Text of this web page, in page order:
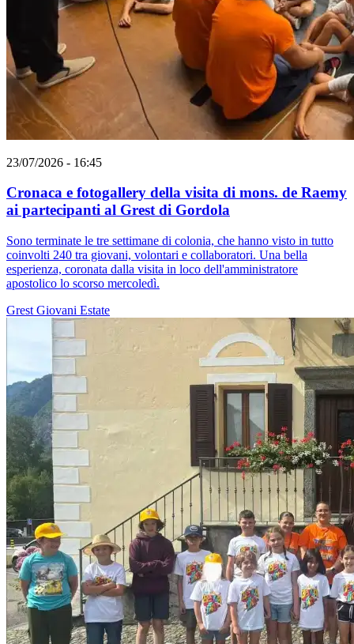
23/07/2026 - 16:45
Cronaca e fotogallery della visita di mons. de Raemy
ai partecipanti al Grest di Gordola
Sono terminate le tre settimane di colonia, che hanno visto in tutto
coinvolti 240 tra giovani, volontari e collaboratori. Una bella
esperienza, coronata dalla visita in loco dell'amministratore
apostolico lo scorso mercoledì.
Grest Giovani Estate